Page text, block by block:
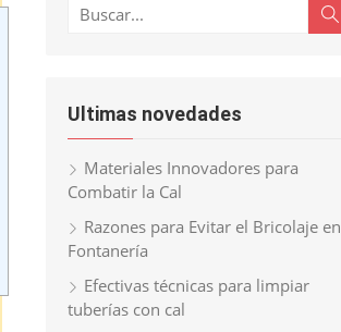
Buscar:
Ultimas novedades
Materiales Innovadores para
Combatir la Cal
Razones para Evitar el Bricolaje en
Fontanería
Efectivas técnicas para limpiar
tuberías con cal